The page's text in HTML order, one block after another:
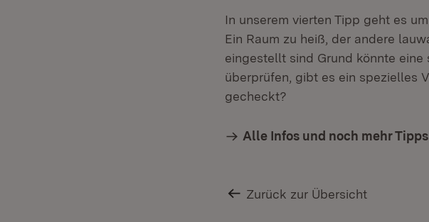
In unserem vierten Tipp geht es
Ein Raum zu heiß, der andere
eingestellt sind Grund könnte
überprüfen, gibt es ein spezielles
gecheckt?
Alle Infos und noch mehr Tipps
Zurück zur Übersicht